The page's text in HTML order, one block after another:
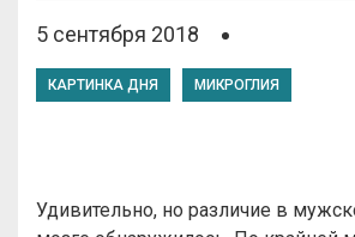
5 сентября 2018
КАРТИНКА ДНЯ МИКРОГЛИЯ
Удивительно, но различие в